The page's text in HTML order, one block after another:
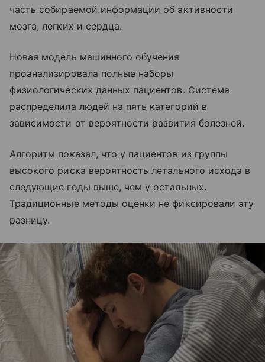
часть собираемой информации об активности
мозга, легких и сердца.
Новая модель машинного обучения
проанализировала полные наборы
физиологических данных пациентов. Система
распределила людей на пять категорий в
зависимости от вероятности развития болезней.
Алгоритм показал, что у пациентов из группы
высокого риска вероятность летального исхода в
следующие годы выше, чем у остальных.
Традиционные методы оценки не фиксировали эту
разницу.